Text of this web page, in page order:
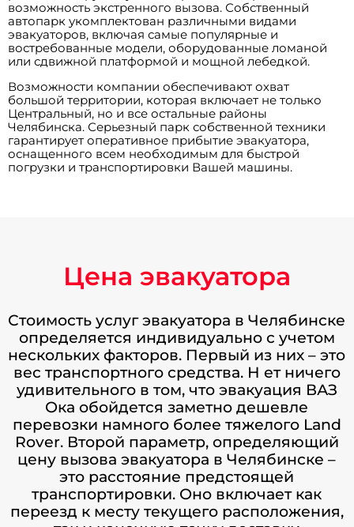
возможность экстренного вызова. Собственный
автопарк укомплектован различными видами
эвакуаторов, включая самые популярные и
востребованные модели, оборудованные ломаной
или сдвижной платформой и мощной лебедкой.
Возможности компании обеспечивают охват
большой территории, которая включает не только
Центральный, но и все остальные районы
Челябинска. Серьезный парк собственной техники
гарантирует оперативное прибытие эвакуатора,
оснащенного всем необходимым для быстрой
погрузки и транспортировки Вашей машины.
Цена эвакуатора
Стоимость услуг эвакуатора в Челябинске
определяется индивидуально с учетом
нескольких факторов. Первый из них – это
вес транспортного средства. Н ет ничего
удивительного в том, что эвакуация ВАЗ
Ока обойдется заметно дешевле
перевозки намного более тяжелого Land
Rover. Второй параметр, определяющий
цену вызова эвакуатора в Челябинске –
это расстояние предстоящей
транспортировки. Оно включает как
переезд к месту текущего расположения,